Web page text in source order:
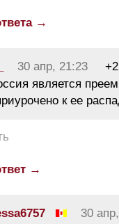
→
30 апр, 21:23
+2
является
к ее
→
30